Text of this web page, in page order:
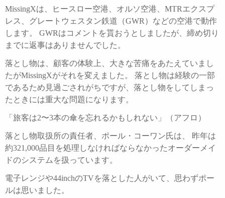
MissingXは、ヒースロー空港、オルソ空港、MTRエクスプ
レス、グレートウェスタン鉄道（GWR）などの空港で動作
します。 GWRはコメントを貰おうとしましたが、締め切り
までに返事はありませんでした。
落とし物は、顧客の体験上、大きな苦痛をあたえていまし
たがMissingXがそれを変えました。 落とし物は経験の一部
であるため見過ごされがちですが、落とし物をしてしまっ
たときには重大な問題になります。
「旅客は2〜3本の傘を忘れるかもしれない」（アフロ）
落とし物取扱所の責任者、ポール・コーワン氏は、 昨年は
約321,000品目を処理しなければならなかったオーダーメイ
ドのシステムを扱っています。
電子レンジや44inchのTVを落とした人がいて、思わずポー
ルは思いました。